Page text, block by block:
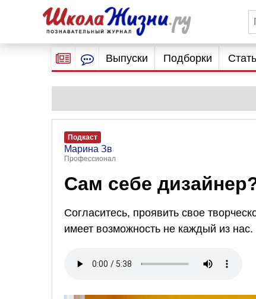
Выпуски Подборки
Подкаст
Марина Зв
Профессионал
Сам себе
Согласитесь, проявить свое
имеет возможность не каждый из нас.